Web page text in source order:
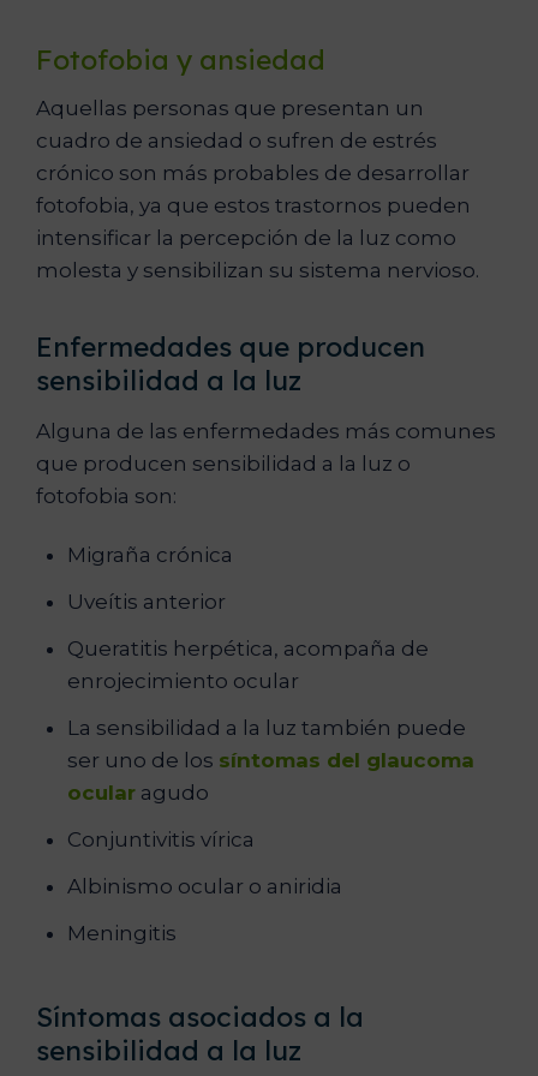
Fotofobia y ansiedad
Aquellas personas que presentan un
cuadro de ansiedad o sufren de estrés
crónico son más probables de desarrollar
fotofobia, ya que estos trastornos pueden
intensificar la percepción de la luz como
molesta y sensibilizan su sistema nervioso.
Enfermedades que producen
sensibilidad a la luz
Alguna de las enfermedades más comunes
que producen sensibilidad a la luz o
fotofobia son:
Migraña crónica
Uveítis anterior
Queratitis herpética, acompaña de
enrojecimiento ocular
La sensibilidad a la luz también puede
ser uno de los síntomas del glaucoma
ocular agudo
Conjuntivitis vírica
Albinismo ocular o aniridia
Meningitis
Síntomas asociados a la
sensibilidad a la luz